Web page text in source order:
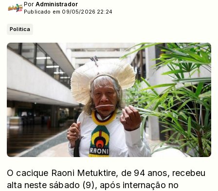
Por Administrador
Publicado em 09/05/2026 22:24
Politica
O cacique Raoni Metuktire, de 94 anos, recebeu
alta neste sábado (9), após internação no